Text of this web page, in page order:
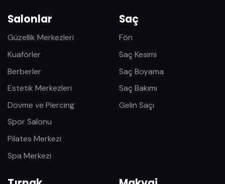
Salonlar
Güzellik Merkezleri
Kuaförler
Berberler
Estetik Merkezleri
Dövme ve Piercing
Spor Salonu
Pilates Merkezi
Spa Merkezi
Saç
Fön
Saç Kesimi
Saç Boyama
Saç Bakımı
Gelin Saçı